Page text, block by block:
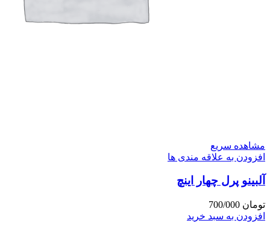
مشاهده سریع
افزودن به علاقه مندی ها
آلبینو پرل چهار اینچ
تومان
افزودن به سبد خرید